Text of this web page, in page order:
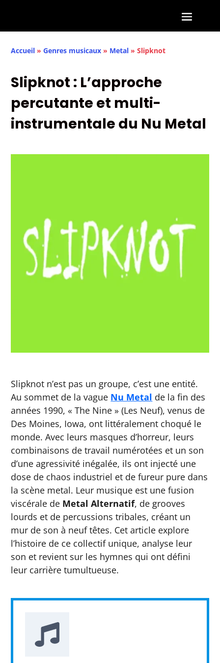
Accueil »Genres musicaux » Metal »Slipknot
Slipknot : L’approche
percutante et multi-
instrumentale du Nu Metal
Slipknot n’est pas un groupe, c’est une entité.
Au sommet de la vague Nu Metal de la fin des
années 1990, « The Nine » (Les Neuf), venus de
Des Moines, Iowa, ont littéralement choqué le
monde. Avec leurs masques d’horreur, leurs
combinaisons de travail numérotées et un son
d’une agressivité inégalée, ils ont injecté une
dose de chaos industriel et de fureur pure dans
la scène metal. Leur musique est une fusion
viscérale de Metal Alternatif, de grooves
lourds et de percussions tribales, créant un
mur de son à neuf têtes. Cet article explore
l’histoire de ce collectif unique, analyse leur
son et revient sur les hymnes qui ont défini
leur carrière tumultueuse.